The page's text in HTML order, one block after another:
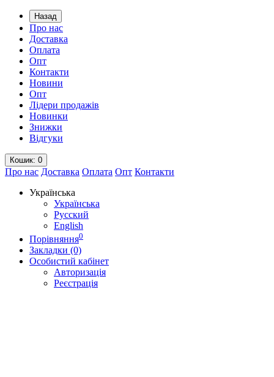
Назад
Про нас
Доставка
Оплата
Опт
Контакти
Новини
Опт
Лідери продажів
Новинки
Знижки
Відгуки
Кошик: 0
Про нас Доставка Оплата Опт Контакти
Українська
Українська
Русский
English
Порівняння0
Закладки (0)
Особистий кабінет
Авторизація
Реєстрація